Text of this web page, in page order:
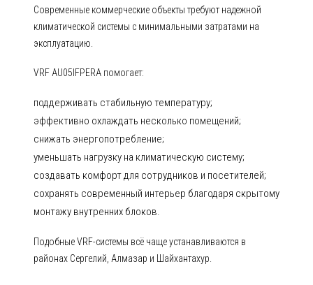
Современные коммерческие объекты требуют надежной
климатической системы с минимальными затратами на
эксплуатацию.
VRF AU05IFPERA помогает:
поддерживать стабильную температуру;
эффективно охлаждать несколько помещений;
снижать энергопотребление;
уменьшать нагрузку на климатическую систему;
создавать комфорт для сотрудников и посетителей;
сохранять современный интерьер благодаря скрытому
монтажу внутренних блоков.
Подобные VRF-системы всё чаще устанавливаются в
районах Сергелий, Алмазар и Шайхантахур.